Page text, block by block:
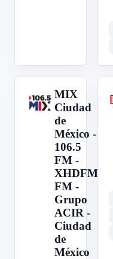
M
MIX
Ciudad
de
México -
106.5
FM -
XHDFM-
FM -
Grupo
ACIR -
Ciudad
de
México